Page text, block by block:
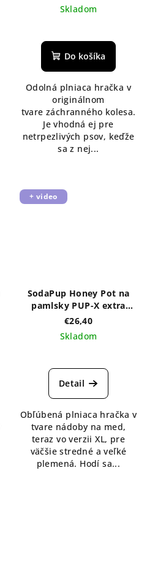
Skladom
Do košíka
Odolná plniaca hračka v
originálnom
tvare záchranného kolesa.
Je vhodná ej pre
netrpezlivých psov, keďže
sa z nej...
+ video
SodaPup Honey Pot na
pamlsky PUP-X extra
veľký - rôzne farby
€26,40
Skladom
Detail
Obľúbená plniaca hračka v
tvare nádoby na med,
teraz vo verzii XL, pre
väčšie stredné a veľké
plemená. Hodí sa...